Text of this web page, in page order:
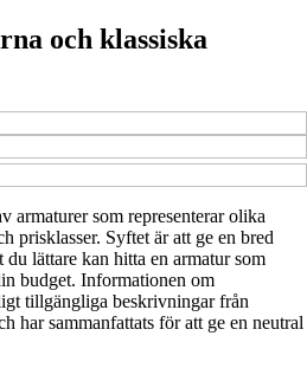
och klassiska
armaturer som representerar olika
prisklasser. Syftet är att ge en bred
lättare kan hitta en armatur som
budget. Informationen om
tillgängliga beskrivningar från
har sammanfattats för att ge en neutral